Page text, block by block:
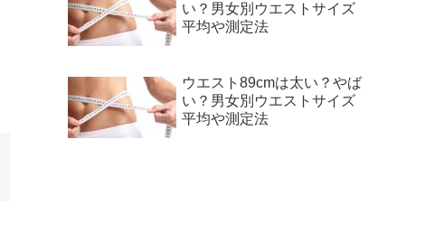
い？男女別ウエストサイズ
平均や測定法
ウエスト89cmは太い？やば
い？男女別ウエストサイズ
平均や測定法